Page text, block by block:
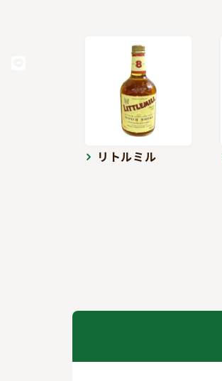
リトルミル